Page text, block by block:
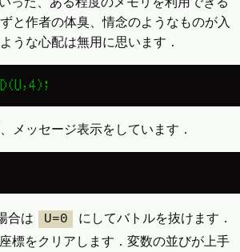
と作者の体臭、情念のようなものが入
うな心配は無用に思います．
メッセージ表示をしています．
合は U=0 にしてバトルを抜けます．
標をクリアします．変数の並びが上手